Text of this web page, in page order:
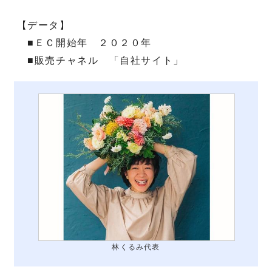
【データ】
■ＥＣ開始年 ２０２０年
■販売チャネル 「自社サイト」
林くるみ代表